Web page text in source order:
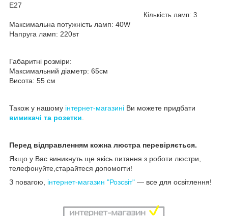
E27
Кількість ламп: 3
Максимальна потужність ламп: 40W
Напруга ламп: 220вт
Габаритні розміри:
Максимальний діаметр: 65см
Висота: 55 см
Також у нашому інтернет-магазині Ви можете придбати
вимикачі та розетки
Перед відправленням кожна люстра перевіряється.
Якщо у Вас виникнуть ще якісь питання з роботи люстри,
телефонуйте,старайтеся допомогти!
З повагою, інтернет-магазин "Розсвіт" — все для освітлення!